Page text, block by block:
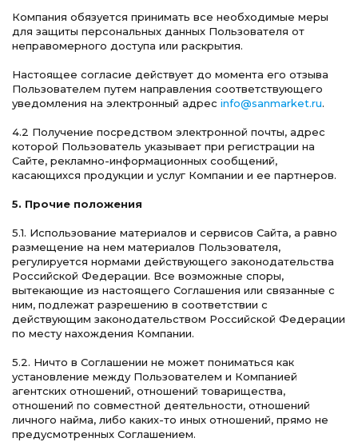
Компания обязуется принимать все необходимые меры
для защиты персональных данных Пользователя от
неправомерного доступа или раскрытия.
Настоящее согласие действует до момента его отзыва
Пользователем путем направления соответствующего
уведомления на электронный адрес info@sanmarket.ru.
4.2 Получение посредством электронной почты, адрес
которой Пользователь указывает при регистрации на
Сайте, рекламно-информационных сообщений,
касающихся продукции и услуг Компании и ее партнеров.
5. Прочие положения
5.1. Использование материалов и сервисов Сайта, а равно
размещение на нем материалов Пользователя,
регулируется нормами действующего законодательства
Российской Федерации. Все возможные споры,
вытекающие из настоящего Соглашения или связанные с
ним, подлежат разрешению в соответствии с
действующим законодательством Российской Федерации
по месту нахождения Компании.
5.2. Ничто в Соглашении не может пониматься как
установление между Пользователем и Компанией
агентских отношений, отношений товарищества,
отношений по совместной деятельности, отношений
личного найма, либо каких-то иных отношений, прямо не
предусмотренных Соглашением.